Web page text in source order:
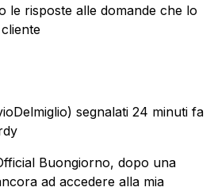
le risposte alle domande che lo
segnalati 24 minuti fa
Buongiorno, dopo una
ad accedere alla mia